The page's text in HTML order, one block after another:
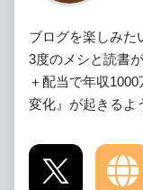
ブログを楽しみた
3度のメシと読書
＋配当で年収
変化』が起きるよ